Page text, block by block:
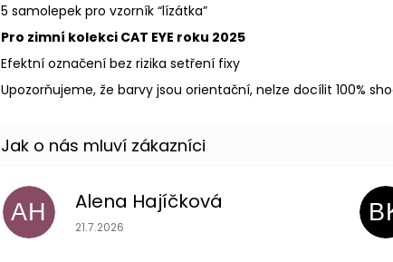
5 samolepek pro vzorník “lízátka”
Pro zimní kolekci CAT EYE roku 2025
Efektní označení bez rizika setření fixy
Upozorňujeme, že barvy jsou orientační, nelze docílit 100%
AH Alena Hajíčková
Hodnocení obchodu je 5 z 5 hvězdiček.
21.7.2026